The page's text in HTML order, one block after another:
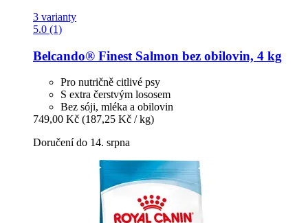
3 varianty
5.0 (1)
Belcando® Finest Salmon bez obilovin, 4 kg
Pro nutričně citlivé psy
S extra čerstvým lososem
Bez sóji, mléka a obilovin
749,00 Kč (187,25 Kč / kg)
Doručení do 14. srpna